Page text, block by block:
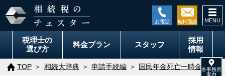
税理士の
選び方
料金プラン スタッフ
採用
情報
TOP 相続大辞典 申請手続編 国民年金死亡一時金とは